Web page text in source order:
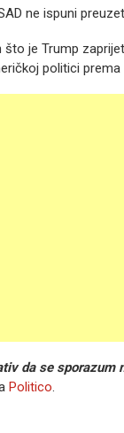
ne ispuni
je Trump
politici prema
da se sporazum
Politico.